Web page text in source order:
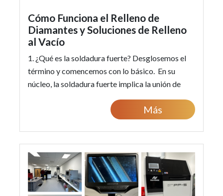
Cómo Funciona el Relleno de
Diamantes y Soluciones de Relleno
al Vacío
1. ¿Qué es la soldadura fuerte? Desglosemos el
término y comencemos con lo básico. En su
núcleo, la soldadura fuerte implica la unión de
Más